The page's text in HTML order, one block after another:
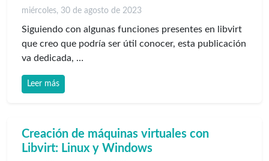
miércoles, 30 de agosto de 2023
Siguiendo con algunas funciones presentes en libvirt
que creo que podría ser útil conocer, esta publicación
va dedicada, …
Leer más
Creación de máquinas virtuales con
Libvirt: Linux y Windows